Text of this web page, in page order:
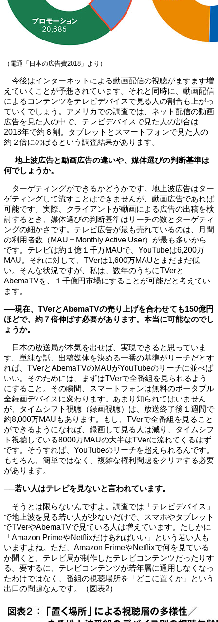
（電通「日本の広告費2018」より）
今後はインターネットによる動画配信の視聴がますます増
えていくことが予想されています。それと同時に、動画配信
によるコンテンツをテレビデバイスで見る人の割合も上がっ
ていくでしょう。アメリカでの調査では、ネット配信の動画
広告を見た人の中で、テレビデバイスで見た人の割合は
2018年で約６割。タブレットとスマートフォンで見た人の
約２倍にのぼるという調査結果があります。
──地上波広告と動画広告の違いや、媒体選びの判断基準は
何でしょうか。
ターゲティングができるかどうかです。地上波広告はター
ゲティングして流すことはできませんが、動画広告であれば
可能です。実際、クライアントが動画による広告の出稿を検
討するとき、媒体選びの判断基準はリーチの数とターゲティ
ングの細かさです。テレビ広告が最も売れているのは、月間
の利用者数（MAU＝Monthly Active User）が最も多いから
です。テレビは約１億１千万MAUで、YouTubeは6,200万
MAU。それに対して、TVerは1,600万MAUとまだまだ低
い。そんな状況ですが、私は、数年のうちにTVerと
AbemaTVを、１千億円市場にすることが可能だと考えてい
ます。
──現在、TVerとAbemaTVの売り上げを合わせても150億円
ほどで、約７倍伸ばす必要があります。本当に可能なのでし
ょうか。
日本の放送局が本気を出せば、実現できると思っていま
す。単純な話、出稿媒体を決める一番の基準がリーチだとす
れば、TVerとAbemaTVのMAUがYouTubeのリーチに並べば
いい。そのためには、まずはTVerで全番組を見られるよう
にすること。その瞬間、スマートフォンは無料のポータブル
全録画デバイスに変わります。あまり知られてはいません
が、タイムシフト視聴（録画視聴）は、放送終了後１週間で
約8,000万MAUもあります。もし、TVerで全番組を見ること
ができるようになれば、録画して見る人は減り、タイムシフ
ト視聴している8000万MAUの大半はTVerに流れてくるはず
です。そうすれば、YouTubeのリーチを超えられるんです。
もちろん、簡単ではなく、複雑な権利問題をクリアする必要
があります。
──若い人はテレビを見ないと言われています。
そうとは限らないんですよ。調査では「テレビデバイス」
で地上波を見る若い人が少ないだけで、スマホやタブレット
でTVerやAbemaTVで見ている人は増えています。たしかに
「Amazon PrimeやNetﬂixだけあればいい」という若い人も
いますよね。ただ、Amazon PrimeやNetﬂixで何を見ている
か聞くと、テレビ局が制作したテレビコンテンツだったりす
る。要するに、テレビコンテンツが若年層に通用しなくなっ
たわけではなく、番組の視聴場所を「どこに置くか」という
出口の問題なんです。（図表2）